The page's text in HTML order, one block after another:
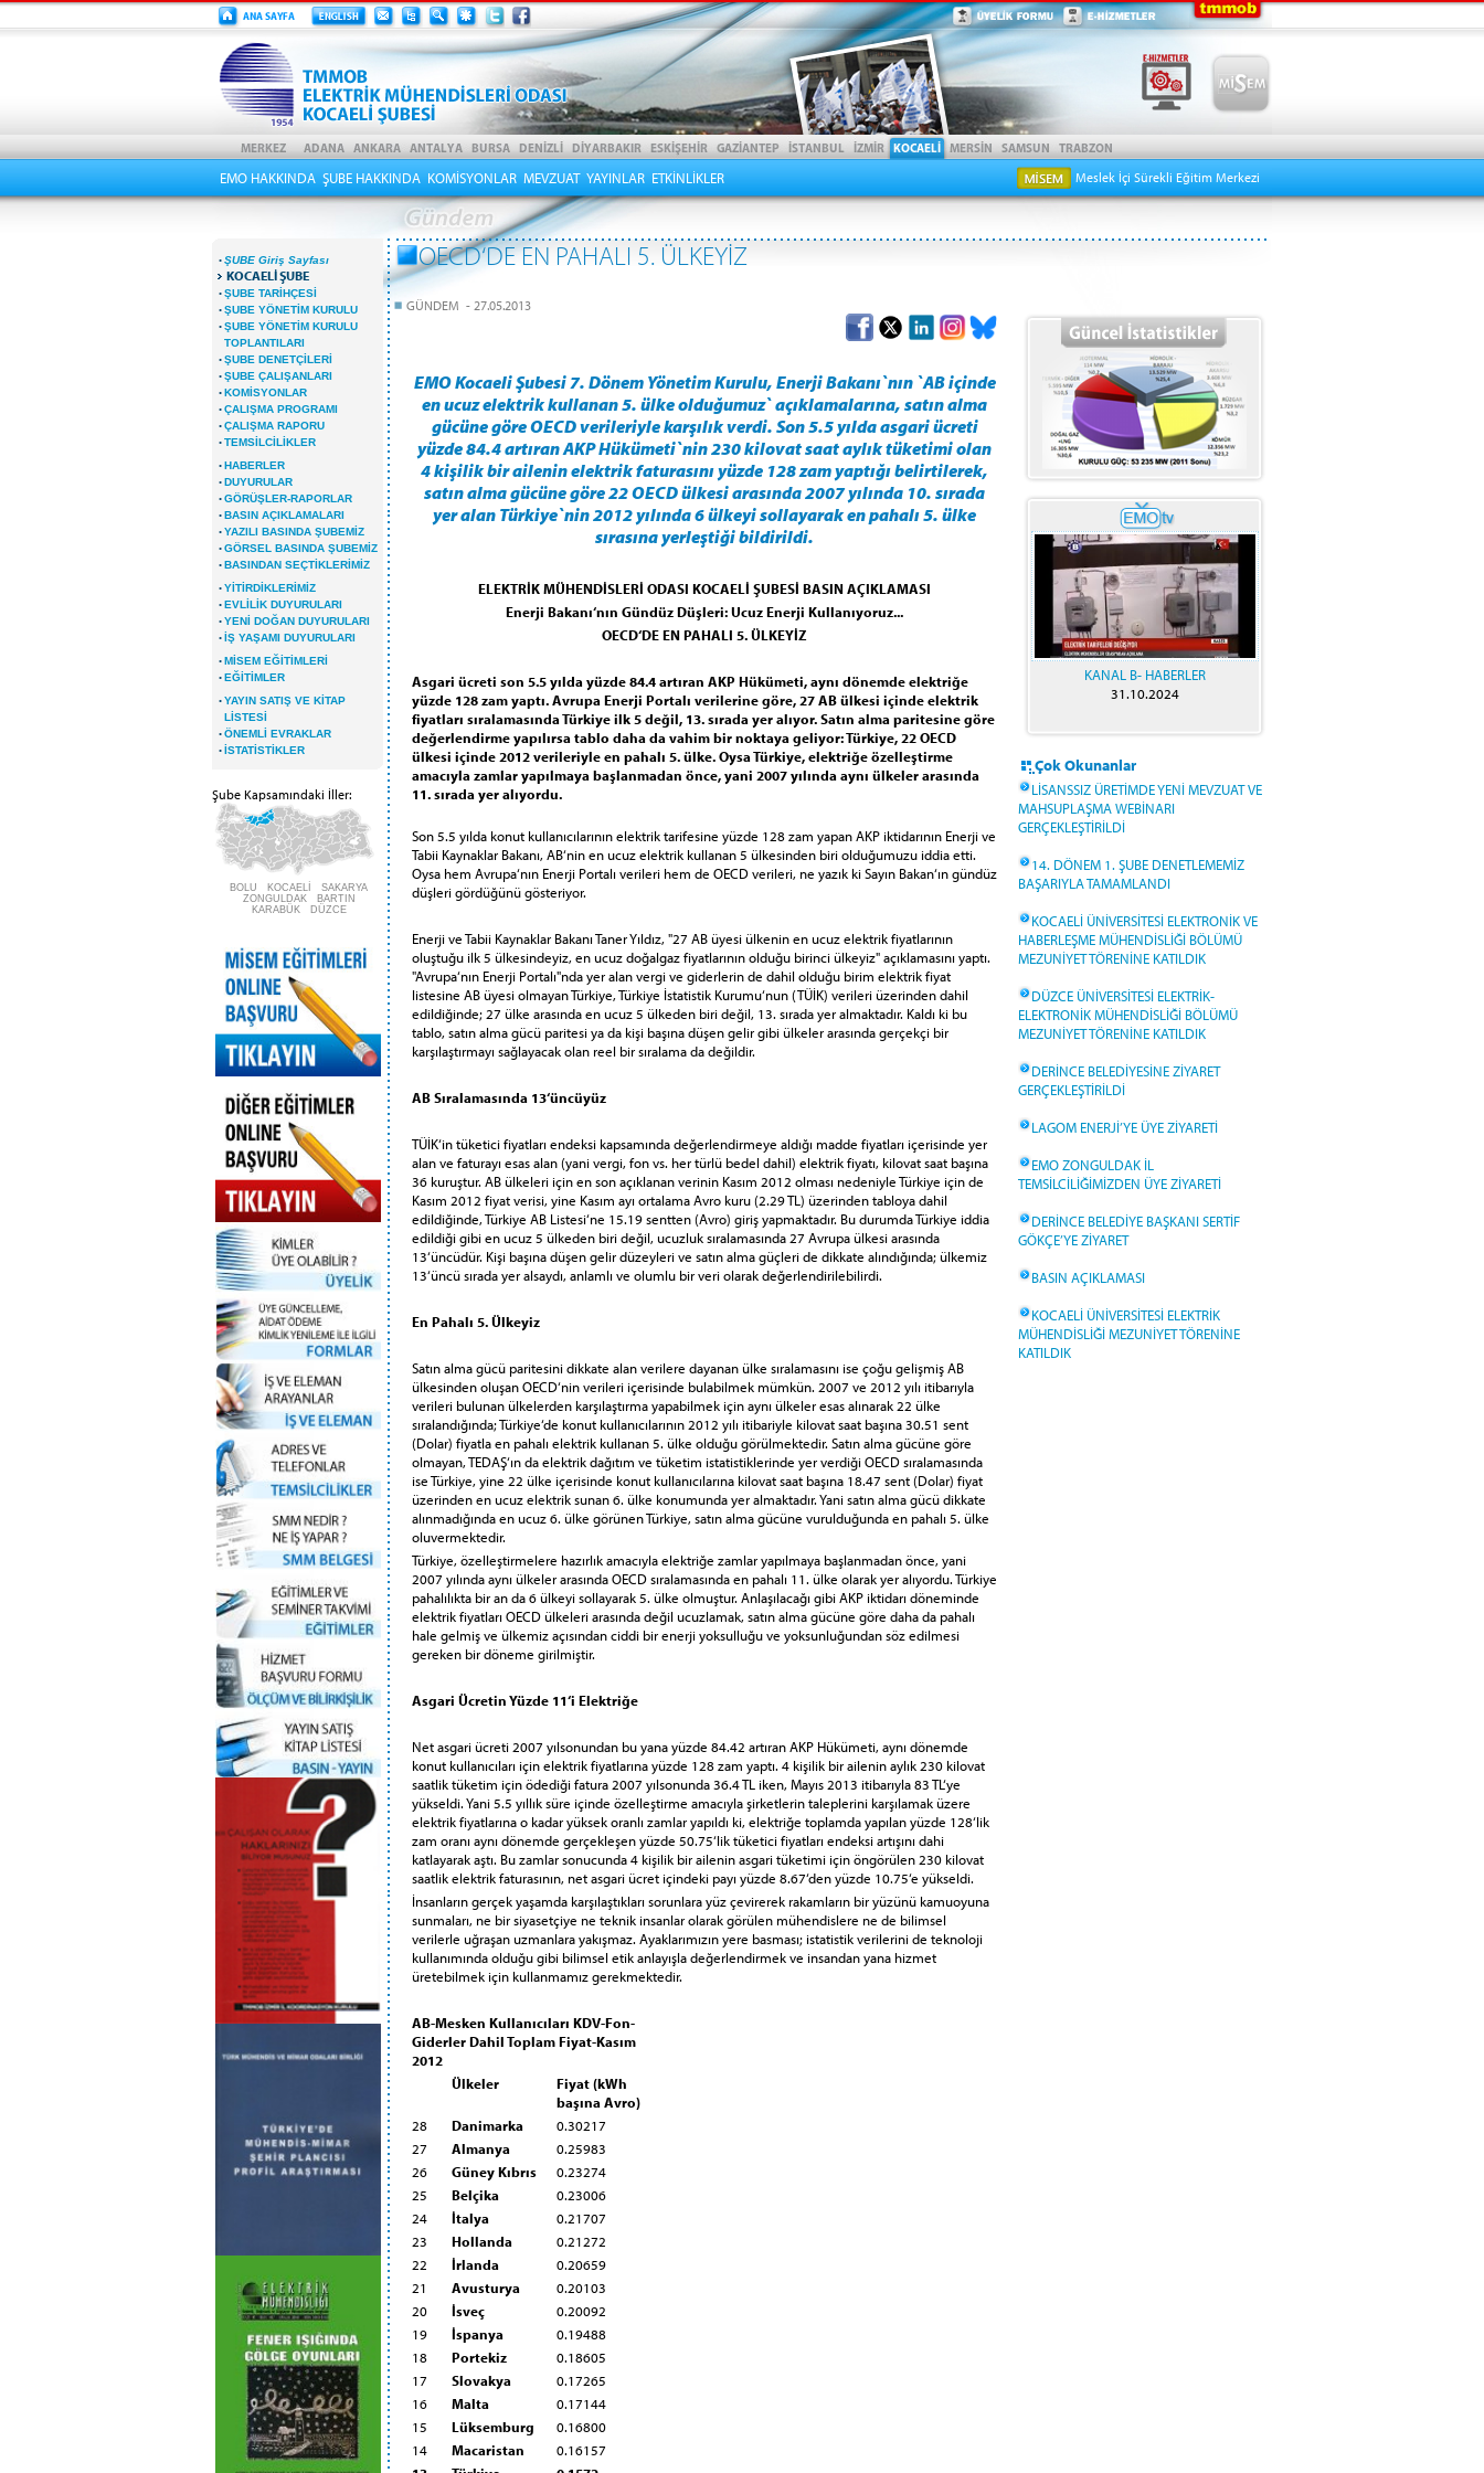
EMO HAKKINDA ŞUBE HAKKINDA KOMİSYONLAR MEVZUAT YAYINLAR ETKİNLİKLER Meslek İçi Sürekli Eğitim Merkezi
·ŞUBE Giriş Sayfası
KOCAELİ ŞUBE
·ŞUBE TARİHÇESİ
·ŞUBE YÖNETİM KURULU
·ŞUBE YÖNETİM KURULU
TOPLANTILARI
·ŞUBE DENETÇİLERİ
·ŞUBE ÇALIŞANLARI
·KOMİSYONLAR
·ÇALIŞMA PROGRAMI
·ÇALIŞMA RAPORU
·TEMSİLCİLİKLER
·HABERLER
·DUYURULAR
·GÖRÜŞLER-RAPORLAR
·BASIN AÇIKLAMALARI
·YAZILI BASINDA ŞUBEMİZ
·GÖRSEL BASINDA ŞUBEMİZ
·BASINDAN SEÇTİKLERİMİZ
·YİTİRDİKLERİMİZ
·EVLİLİK DUYURULARI
·YENİ DOĞAN DUYURULARI
·İŞ YAŞAMI DUYURULARI
·MİSEM EĞİTİMLERİ
·EĞİTİMLER
·YAYIN SATIŞ VE KİTAP
LİSTESİ
·ÖNEMLİ EVRAKLAR
·İSTATİSTİKLER
Şube Kapsamındaki İller:
BOLU KOCAELİ SAKARYA
ZONGULDAK BARTIN
KARABÜK DÜZCE
OECD‘DE EN PAHALI 5. ÜLKEYİZ
GÜNDEM - 27.05.2013
EMO Kocaeli Şubesi 7. Dönem Yönetim Kurulu, Enerji Bakanı`nın `AB içinde
en ucuz elektrik kullanan 5. ülke olduğumuz` açıklamalarına, satın alma
gücüne göre OECD verileriyle karşılık verdi. Son 5.5 yılda asgari ücreti
yüzde 84.4 artıran AKP Hükümeti`nin 230 kilovat saat aylık tüketimi olan
4 kişilik bir ailenin elektrik faturasını yüzde 128 zam yaptığı belirtilerek,
satın alma gücüne göre 22 OECD ülkesi arasında 2007 yılında 10. sırada
yer alan Türkiye`nin 2012 yılında 6 ülkeyi sollayarak en pahalı 5. ülke
sırasına yerleştiği bildirildi.
ELEKTRİK MÜHENDİSLERİ ODASI KOCAELİ ŞUBESİ BASIN AÇIKLAMASI
Enerji Bakanı‘nın Gündüz Düşleri: Ucuz Enerji Kullanıyoruz...
OECD‘DE EN PAHALI 5. ÜLKEYİZ
Asgari ücreti son 5.5 yılda yüzde 84.4 artıran AKP Hükümeti, aynı dönemde elektriğe
yüzde 128 zam yaptı. Avrupa Enerji Portalı verilerine göre, 27 AB ülkesi içinde elektrik
fiyatları sıralamasında Türkiye ilk 5 değil, 13. sırada yer alıyor. Satın alma paritesine göre
değerlendirme yapılırsa tablo daha da vahim bir noktaya geliyor: Türkiye, 22 OECD
ülkesi içinde 2012 verileriyle en pahalı 5. ülke. Oysa Türkiye, elektriğe özelleştirme
amacıyla zamlar yapılmaya başlanmadan önce, yani 2007 yılında aynı ülkeler arasında
11. sırada yer alıyordu.
Son 5.5 yılda konut kullanıcılarının elektrik tarifesine yüzde 128 zam yapan AKP iktidarının Enerji ve
Tabii Kaynaklar Bakanı, AB‘nin en ucuz elektrik kullanan 5 ülkesinden biri olduğumuzu iddia etti.
Oysa hem Avrupa‘nın Enerji Portalı verileri hem de OECD verileri, ne yazık ki Sayın Bakan‘ın gündüz
düşleri gördüğünü gösteriyor.
Enerji ve Tabii Kaynaklar Bakanı Taner Yıldız, "27 AB üyesi ülkenin en ucuz elektrik fiyatlarının
oluştuğu ilk 5 ülkesindeyiz, en ucuz doğalgaz fiyatlarının olduğu birinci ülkeyiz" açıklamasını yaptı.
"Avrupa‘nın Enerji Portalı"nda yer alan vergi ve giderlerin de dahil olduğu birim elektrik fiyat
listesine AB üyesi olmayan Türkiye, Türkiye İstatistik Kurumu‘nun (TÜİK) verileri üzerinden dahil
edildiğinde; 27 ülke arasında en ucuz 5 ülkeden biri değil, 13. sırada yer almaktadır. Kaldı ki bu
tablo, satın alma gücü paritesi ya da kişi başına düşen gelir gibi ülkeler arasında gerçekçi bir
karşılaştırmayı sağlayacak olan reel bir sıralama da değildir.
AB Sıralamasında 13‘üncüyüz
TÜİK‘in tüketici fiyatları endeksi kapsamında değerlendirmeye aldığı madde fiyatları içerisinde yer
alan ve faturayı esas alan (yani vergi, fon vs. her türlü bedel dahil) elektrik fiyatı, kilovat saat başına
36 kuruştur. AB ülkeleri için en son açıklanan verinin Kasım 2012 olması nedeniyle Türkiye için de
Kasım 2012 fiyat verisi, yine Kasım ayı ortalama Avro kuru (2.29 TL) üzerinden tabloya dahil
edildiğinde, Türkiye AB Listesi‘ne 15.19 sentten (Avro) giriş yapmaktadır. Bu durumda Türkiye iddia
edildiği gibi en ucuz 5 ülkeden biri değil, ucuzluk sıralamasında 27 Avrupa ülkesi arasında
13‘üncüdür. Kişi başına düşen gelir düzeyleri ve satın alma güçleri de dikkate alındığında; ülkemiz
13‘üncü sırada yer alsaydı, anlamlı ve olumlu bir veri olarak değerlendirilebilirdi.
En Pahalı 5. Ülkeyiz
Satın alma gücü paritesini dikkate alan verilere dayanan ülke sıralamasını ise çoğu gelişmiş AB
ülkesinden oluşan OECD‘nin verileri içerisinde bulabilmek mümkün. 2007 ve 2012 yılı itibarıyla
verileri bulunan ülkelerden karşılaştırma yapabilmek için aynı ülkeler esas alınarak 22 ülke
sıralandığında; Türkiye‘de konut kullanıcılarının 2012 yılı itibariyle kilovat saat başına 30.51 sent
(Dolar) fiyatla en pahalı elektrik kullanan 5. ülke olduğu görülmektedir. Satın alma gücüne göre
olmayan, TEDAŞ‘ın da elektrik dağıtım ve tüketim istatistiklerinde yer verdiği OECD sıralamasında
ise Türkiye, yine 22 ülke içerisinde konut kullanıcılarına kilovat saat başına 18.47 sent (Dolar) fiyat
üzerinden en ucuz elektrik sunan 6. ülke konumunda yer almaktadır. Yani satın alma gücü dikkate
alınmadığında en ucuz 6. ülke görünen Türkiye, satın alma gücüne vurulduğunda en pahalı 5. ülke
oluvermektedir.
Türkiye, özelleştirmelere hazırlık amacıyla elektriğe zamlar yapılmaya başlanmadan önce, yani
2007 yılında aynı ülkeler arasında OECD sıralamasında en pahalı 11. ülke olarak yer alıyordu. Türkiye
pahalılıkta bir an da 6 ülkeyi sollayarak 5. ülke olmuştur. Anlaşılacağı gibi AKP iktidarı döneminde
elektrik fiyatları OECD ülkeleri arasında değil ucuzlamak, satın alma gücüne göre daha da pahalı
hale gelmiş ve ülkemiz açısından ciddi bir enerji yoksulluğu ve yoksunluğundan söz edilmesi
gereken bir döneme girilmiştir.
Asgari Ücretin Yüzde 11‘i Elektriğe
Net asgari ücreti 2007 yılsonundan bu yana yüzde 84.42 artıran AKP Hükümeti, aynı dönemde
konut kullanıcıları için elektrik fiyatlarına yüzde 128 zam yaptı. 4 kişilik bir ailenin aylık 230 kilovat
saatlik tüketim için ödediği fatura 2007 yılsonunda 36.4 TL iken, Mayıs 2013 itibarıyla 83 TL‘ye
yükseldi. Yani 5.5 yıllık süre içinde özelleştirme amacıyla şirketlerin taleplerini karşılamak üzere
elektrik fiyatlarına o kadar yüksek oranlı zamlar yapıldı ki, elektriğe toplamda yapılan yüzde 128‘lik
zam oranı aynı dönemde gerçekleşen yüzde 50.75‘lik tüketici fiyatları endeksi artışını dahi
katlayarak aştı. Bu zamlar sonucunda 4 kişilik bir ailenin asgari tüketimi için öngörülen 230 kilovat
saatlik elektrik faturasının, net asgari ücret içindeki payı yüzde 8.67‘den yüzde 10.75‘e yükseldi.
İnsanların gerçek yaşamda karşılaştıkları sorunlara yüz çevirerek rakamların bir yüzünü kamuoyuna
sunmaları, ne bir siyasetçiye ne teknik insanlar olarak görülen mühendislere ne de bilimsel
verilerle uğraşan uzmanlara yakışmaz. Ayaklarımızın yere basması; istatistik verilerini de teknoloji
kullanımında olduğu gibi bilimsel etik anlayışla değerlendirmek ve insandan yana hizmet
üretebilmek için kullanmamız gerekmektedir.
AB-Mesken Kullanıcıları KDV-Fon-
Giderler Dahil Toplam Fiyat-Kasım
2012
Ülkeler
Fiyat (kWh
başına Avro)
28
Danimarka
0.30217
27
Almanya
0.25983
26
Güney Kıbrıs
0.23274
25
Belçika
0.23006
24
İtalya
0.21707
23
Hollanda
0.21272
22
İrlanda
0.20659
21
Avusturya
0.20103
20
İsveç
0.20092
19
İspanya
0.19488
18
Portekiz
0.18605
17
Slovakya
0.17265
16
Malta
0.17144
15
Lüksemburg
0.16800
14
Macaristan
0.16157
KANAL B- HABERLER
31.10.2024
Çok Okunanlar
LİSANSSIZ ÜRETİMDE YENİ MEVZUAT VE
MAHSUPLAŞMA WEBİNARI
GERÇEKLEŞTİRİLDİ
14. DÖNEM 1. ŞUBE DENETLEMEMİZ
BAŞARIYLA TAMAMLANDI
KOCAELİ ÜNİVERSİTESİ ELEKTRONİK VE
HABERLEŞME MÜHENDİSLİĞİ BÖLÜMÜ
MEZUNİYET TÖRENİNE KATILDIK
DÜZCE ÜNİVERSİTESİ ELEKTRİK-
ELEKTRONİK MÜHENDİSLİĞİ BÖLÜMÜ
MEZUNİYET TÖRENİNE KATILDIK
DERİNCE BELEDİYESİNE ZİYARET
GERÇEKLEŞTİRİLDİ
LAGOM ENERJİ’YE ÜYE ZİYARETİ
EMO ZONGULDAK İL
TEMSİLCİLİĞİMİZDEN ÜYE ZİYARETİ
DERİNCE BELEDİYE BAŞKANI SERTİF
GÖKÇE’YE ZİYARET
BASIN AÇIKLAMASI
KOCAELİ ÜNİVERSİTESİ ELEKTRİK
MÜHENDİSLİĞİ MEZUNİYET TÖRENİNE
KATILDIK